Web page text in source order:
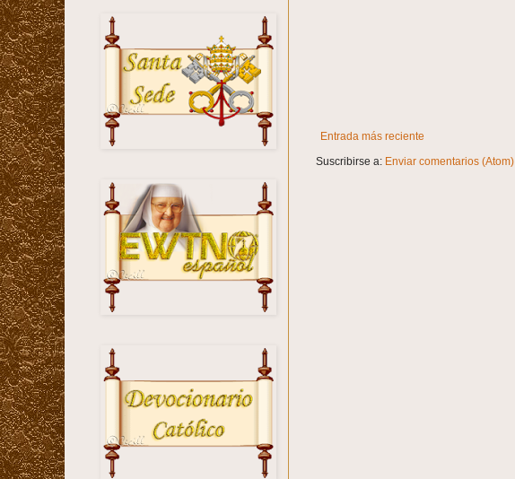
Entrada más reciente
Suscribirse a: Enviar comentarios (Atom)